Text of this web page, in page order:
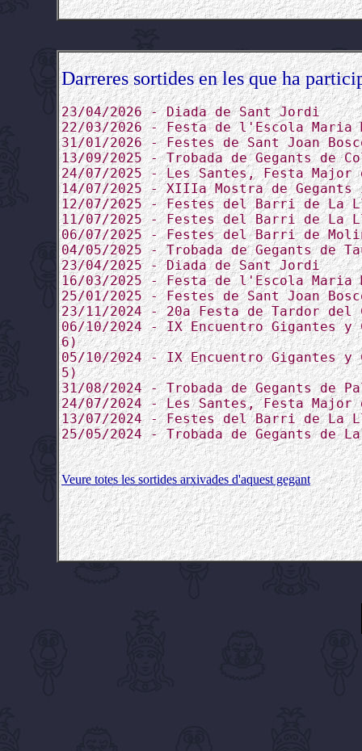
Darreres sortides en les que ha
23/04/2026 - Diada de Sant Jordi
22/03/2026 - Festa de l'Escola Maria
31/01/2026 - Festes de Sant Joan
13/09/2025 - Trobada de Gegants de
24/07/2025 - Les Santes, Festa Major
14/07/2025 - XIIIa Mostra de
12/07/2025 - Festes del Barri de La
11/07/2025 - Festes del Barri de
06/07/2025 - Festes del Barri de
04/05/2025 - Trobada de Gegants de
23/04/2025 - Diada de Sant Jordi
16/03/2025 - Festa de l'Escola Maria
25/01/2025 - Festes de Sant Joan
23/11/2024 - 20a Festa de Tardor del
06/10/2024 - IX Encuentro Gigantes
6)
05/10/2024 - IX Encuentro Gigantes y
5)
31/08/2024 - Trobada de Gegants de
24/07/2024 - Les Santes, Festa Major
13/07/2024 - Festes del Barri de La
25/05/2024 - Trobada de Gegants de
Veure totes les sortides arxivades d'aquest gegant